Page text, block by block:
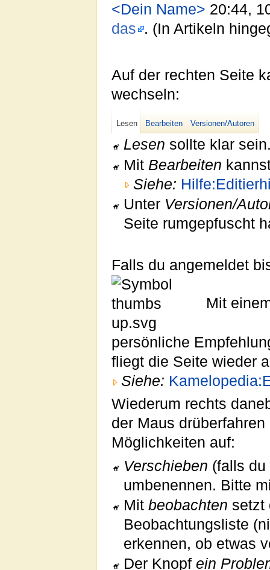
<Dein Name> 20:44,
das . (In Artikeln
Auf der rechten Seite
wechseln:
Lesen Bearbeiten Versionen/Autoren
Lesen sollte klar
Mit Bearbeiten
Siehe:
Unter Versionen/
Seite rumgepfuscht
Falls du angemeldet
Mit
persönliche
fliegt die Seite wieder
Siehe:
Wiederum rechts
der Maus
Möglichkeiten auf:
Verschieben (falls
umbenennen. Bitte
Mitbeobachten setzt
Beobachtungsliste
erkennen, ob etwas
Der Knopfein